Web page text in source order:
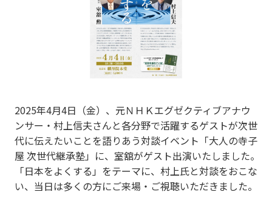
2025年4月4日（金）、元ＮＨＫエグゼクティブアナウ
ンサー・村上信夫さんと各分野で活躍するゲストが次世
代に伝えたいことを語りあう対談イベント「大人の寺子
屋 次世代継承塾」に、室舘がゲスト出演いたしました。
「日本をよくする」をテーマに、村上氏と対談をおこな
い、当日は多くの方にご来場・ご視聴いただきました。